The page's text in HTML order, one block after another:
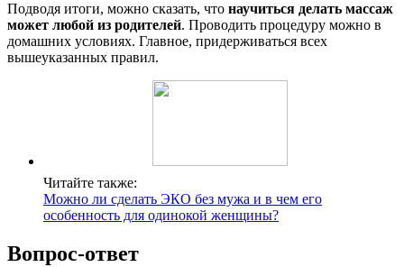
Подводя итоги, можно сказать, что научиться делать массаж
может любой из родителей. Проводить процедуру можно в
домашних условиях. Главное, придерживаться всех
вышеуказанных правил.
Читайте также:
Можно ли сделать ЭКО без мужа и в чем его
особенность для одинокой женщины?
Вопрос-ответ